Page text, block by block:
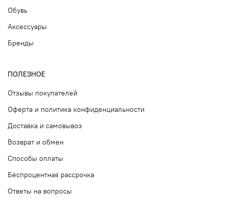
Обувь
Аксессуары
Бренды
ПОЛЕЗНОЕ
Отзывы покупателей
Оферта и политика конфиденциальности
Доставка и самовывоз
Возврат и обмен
Способы оплаты
Беспроцентная рассрочка
Ответы на вопросы